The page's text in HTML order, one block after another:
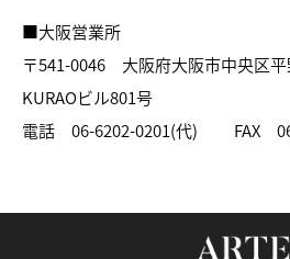
■大阪営業所
〒541-0046 大阪府大阪市中央区
KURAOビル801号
電話 06-6202-0201(代) FAX